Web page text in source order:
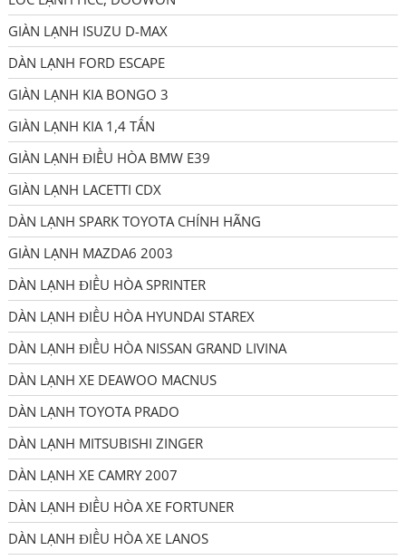
GIÀN LẠNH ISUZU D-MAX
DÀN LẠNH FORD ESCAPE
GIÀN LẠNH KIA BONGO 3
GIÀN LẠNH KIA 1,4 TẤN
GIÀN LẠNH ĐIỀU HÒA BMW E39
GIÀN LẠNH LACETTI CDX
DÀN LẠNH SPARK TOYOTA CHÍNH HÃNG
GIÀN LẠNH MAZDA6 2003
DÀN LẠNH ĐIỀU HÒA SPRINTER
DÀN LẠNH ĐIỀU HÒA HYUNDAI STAREX
DÀN LẠNH ĐIỀU HÒA NISSAN GRAND LIVINA
DÀN LẠNH XE DEAWOO MACNUS
DÀN LẠNH TOYOTA PRADO
DÀN LẠNH MITSUBISHI ZINGER
DÀN LẠNH XE CAMRY 2007
DÀN LẠNH ĐIỀU HÒA XE FORTUNER
DÀN LẠNH ĐIỀU HÒA XE LANOS